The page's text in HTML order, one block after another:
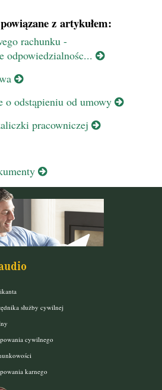
z artykułem:
rachunku -
odpowiedzialnośc...
o odstąpieniu od umowy
pracowniczej
służby cywilnej
cywilnego
karnego